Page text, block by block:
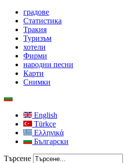
градове
Статистика
Тракия
Туризъм
хотели
Фирми
народни песни
Карти
Снимки
English
Türkçe
Ελληνικά
Български
Търсене